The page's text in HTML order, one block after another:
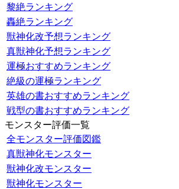
黎絶ランキング
轟絶ランキング
獣神化改予想ランキング
真獣神化予想ランキング
運極おすすめランキング
絶級の運極ランキング
英雄の書おすすめランキング
戦型の書おすすめランキング
モンスター評価一覧
全モンスター評価図鑑
真獣神化モンスター
獣神化改モンスター
獣神化モンスター